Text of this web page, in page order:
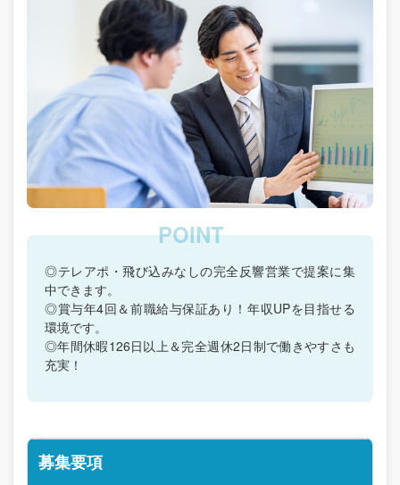
◎テレアポ・飛び込みなしの完全反響営業で提案に集
中できます。
◎賞与年4回＆前職給与保証あり！年収UPを目指せる
環境です。
◎年間休暇126日以上＆完全週休2日制で働きやすさも
充実！
募集要項